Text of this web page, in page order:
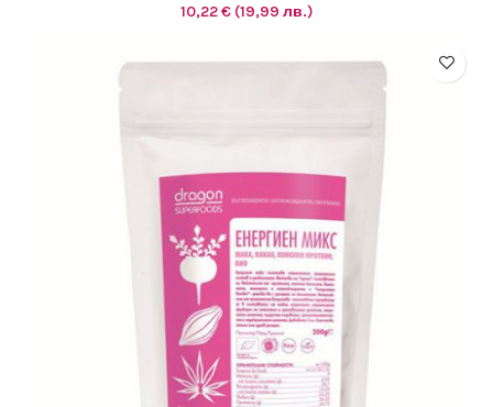
10,22€(19,99 лв.)